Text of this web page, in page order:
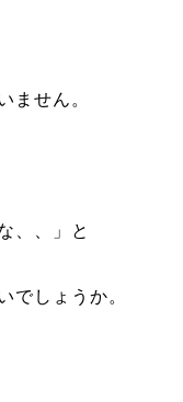
ません。
、、」と
でしょうか。